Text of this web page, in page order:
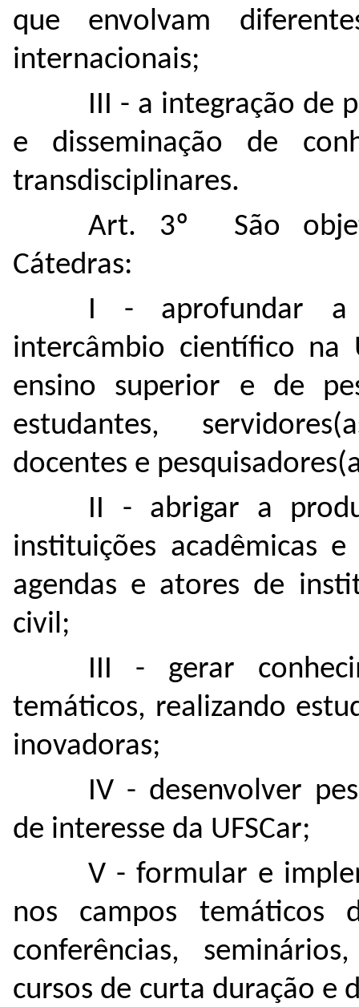
que envolvam
internacionais;
III - a integração de
e disseminação de
transdisciplinares.
Art. 3º São
Cátedras:
I - aprofundar a
intercâmbio científico na
ensino superior e de
estudantes,
docentes e
II - abrigar a
instituições acadêmicas
agendas e atores de
civil;
III - gerar
temáticos, realizando
inovadoras;
IV - desenvolver
de interesse da UFSCar;
V - formular e
nos campos temáticos
conferências,
cursos de curta duração e